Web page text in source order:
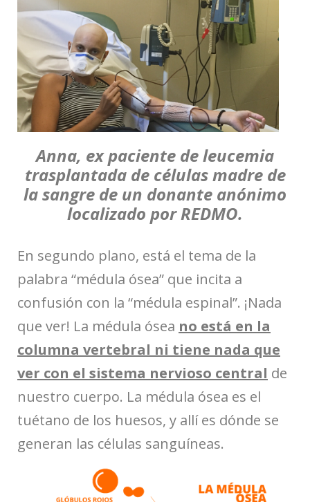
Anna, ex paciente de leucemia
trasplantada de células madre de
la sangre de un donante anónimo
localizado por REDMO.
En segundo plano, está el tema de la
palabra “médula ósea” que incita a
confusión con la “médula espinal”. ¡Nada
que ver! La médula ósea no está en la
columna vertebral ni tiene nada que
ver con el sistema nervioso central de
nuestro cuerpo. La médula ósea es el
tuétano de los huesos, y allí es dónde se
generan las células sanguíneas.